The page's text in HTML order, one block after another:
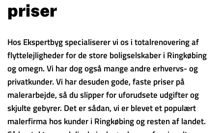
priser
Hos Ekspertbyg specialiserer vi os i totalrenovering af
flyttelejligheder for de store boligselskaber i Ringkøbing
og omegn. Vi har dog også mange andre erhvervs- og
privatkunder. Vi har desuden gode, faste priser på
malerarbejde, så du slipper for uforudsete udgifter og
skjulte gebyrer. Det er sådan, vi er blevet et populært
malerfirma hos kunder i Ringkøbing og resten af landet.